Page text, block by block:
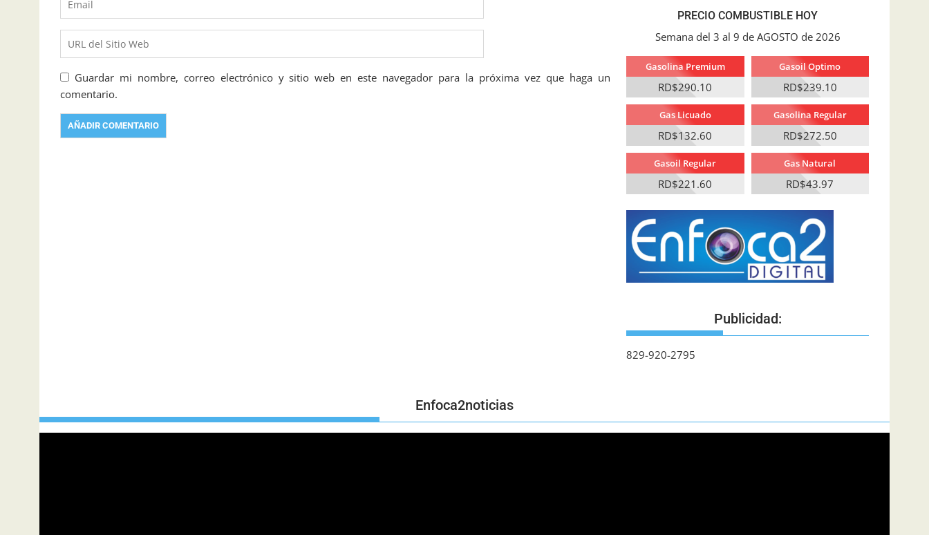
Guardar mi nombre, correo electrónico y sitio web en este navegador para la próxima vez que haga un
comentario.
PRECIO COMBUSTIBLE HOY
Semana del 3 al 9 de AGOSTO de 2026
Gasolina Premium
RD$290.10
Gasoil Optimo
RD$239.10
Gas Licuado
RD$132.60
Gasolina Regular
RD$272.50
Gasoil Regular
RD$221.60
Gas Natural
RD$43.97
Publicidad:
829-920-2795
Enfoca2noticias